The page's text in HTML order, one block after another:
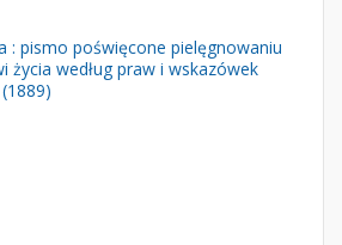
: pismo poświęcone pielęgnowaniu
życia według praw i wskazówek